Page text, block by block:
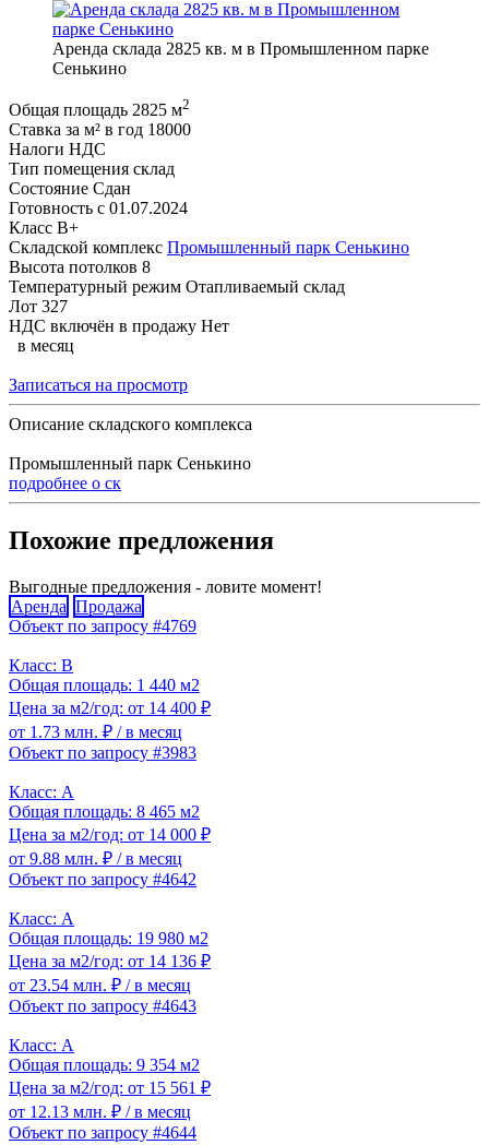
Аренда склада 2825 кв. м в Промышленном парке
Сенькино
Общая площадь 2825 м2
Ставка за м² в год 18000
Налоги НДС
Тип помещения склад
Состояние Сдан
Готовность с 01.07.2024
Класс B+
Складской комплекс Промышленный парк Сенькино
Высота потолков 8
Температурный режим Отапливаемый склад
Лот 327
НДС включён в продажу Нет
в месяц
Записаться на просмотр
Описание складского комплекса
Промышленный парк Сенькино
подробнее о ск
Похожие предложения
Выгодные предложения - ловите момент!
Аренда Продажа
Объект по запросу #4769
Класс: B
Общая площадь: 1 440 м2
Цена за м2/год: от 14 400 ₽
от 1.73 млн. ₽ / в месяц
Объект по запросу #3983
Класс: A
Общая площадь: 8 465 м2
Цена за м2/год: от 14 000 ₽
от 9.88 млн. ₽ / в месяц
Объект по запросу #4642
Класс: A
Общая площадь: 19 980 м2
Цена за м2/год: от 14 136 ₽
от 23.54 млн. ₽ / в месяц
Объект по запросу #4643
Класс: A
Общая площадь: 9 354 м2
Цена за м2/год: от 15 561 ₽
от 12.13 млн. ₽ / в месяц
Объект по запросу #4644